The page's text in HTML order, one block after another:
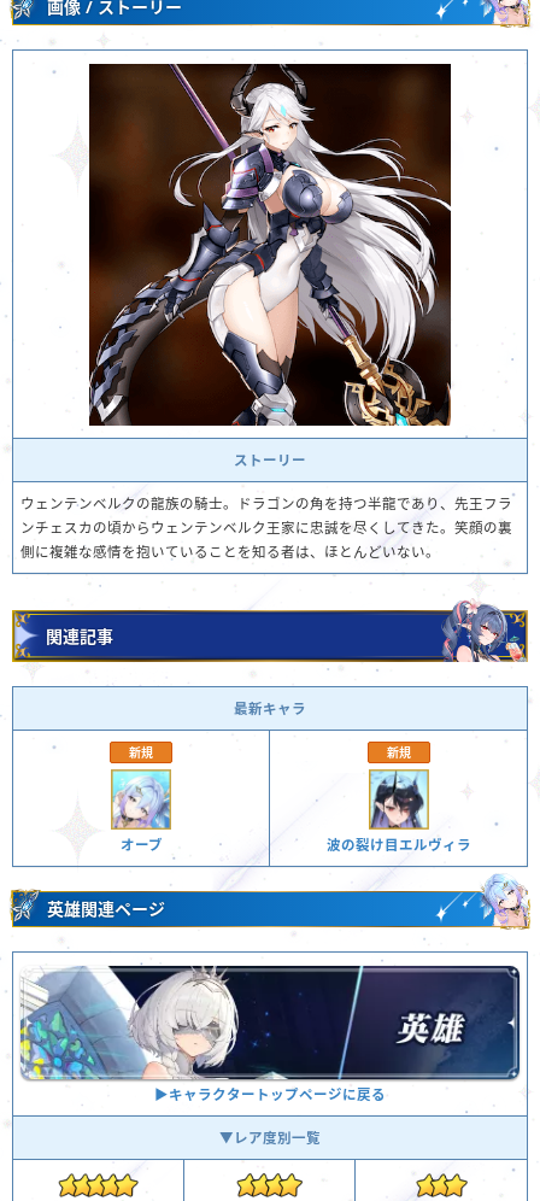
画像 / ストーリー
ストーリー
ウェンテンベルクの龍族の騎士。ドラゴンの角を持つ半龍であり、先王フラ
ンチェスカの頃からウェンテンベルク王家に忠誠を尽くしてきた。笑顔の裏
側に複雑な感情を抱いていることを知る者は、ほとんどいない。
関連記事
最新キャラ
新規
オーブ
新規
波の裂け目エルヴィラ
英雄関連ページ
▶︎キャラクタートップページに戻る
▼レア度別一覧